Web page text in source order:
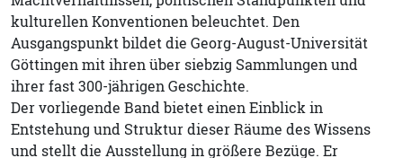
kulturellen Konventionen beleuchtet. Den
Ausgangspunkt bildet die Georg-August-Universität
Göttingen mit ihren über siebzig Sammlungen und
ihrer fast 300-jährigen Geschichte.
Der vorliegende Band bietet einen Einblick in
Entstehung und Struktur dieser Räume des Wissens
und stellt die Ausstellung in größere Bezüge. Er